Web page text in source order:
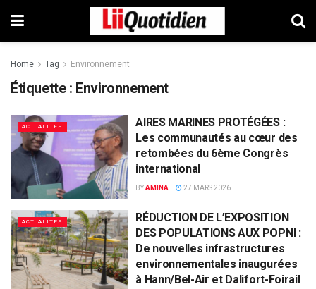
Home Tag Environnement
Étiquette : Environnement
ACTUALITES
AIRES MARINES PROTÉGÉES :
Les communautés au cœur des
retombées du 6ème Congrès
international
BYAMINA 27 MARS 2026
ACTUALITES
RÉDUCTION DE L’EXPOSITION
DES POPULATIONS AUX POPNI :
De nouvelles infrastructures
environnementales inaugurées
à Hann/Bel-Air et Dalifort-Foirail